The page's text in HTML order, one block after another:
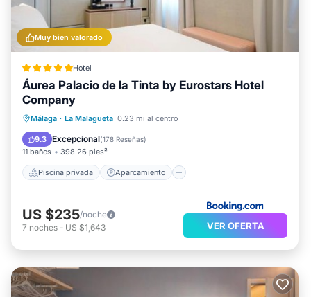
Muy bien valorado
Hotel
Áurea Palacio de la Tinta by Eurostars Hotel
Company
Málaga · La Malagueta 0.23 mi al centro
9.3 Excepcional(178 Reseñas)
11 baños 398.26 pies²
Piscina privada Aparcamiento
Piscina privada
Aparcamiento
Piscina
Spa
US $235/noche
7 noches - US $1,643 VER OFERTA